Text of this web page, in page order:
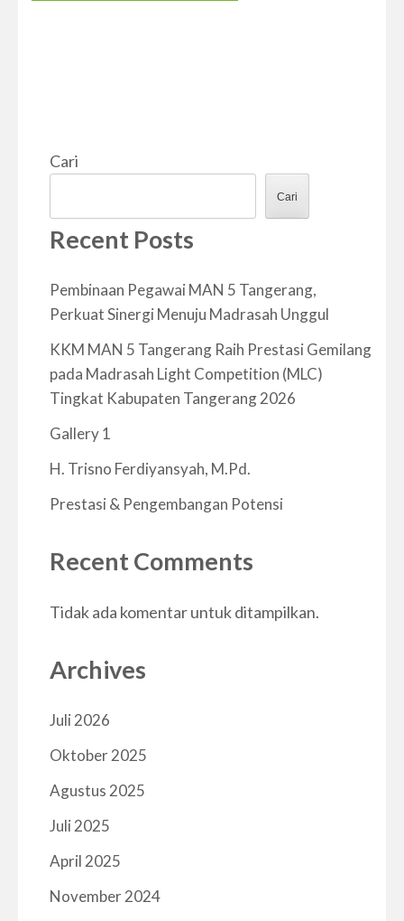
Cari
Cari
Recent Posts
Pembinaan Pegawai MAN 5 Tangerang,
Perkuat Sinergi Menuju Madrasah Unggul
KKM MAN 5 Tangerang Raih Prestasi Gemilang
pada Madrasah Light Competition (MLC)
Tingkat Kabupaten Tangerang 2026
Gallery 1
H. Trisno Ferdiyansyah, M.Pd.
Prestasi & Pengembangan Potensi
Recent Comments
Tidak ada komentar untuk ditampilkan.
Archives
Juli 2026
Oktober 2025
Agustus 2025
Juli 2025
April 2025
November 2024